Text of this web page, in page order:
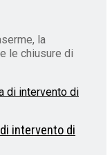
la
le chiusure di
intervento di